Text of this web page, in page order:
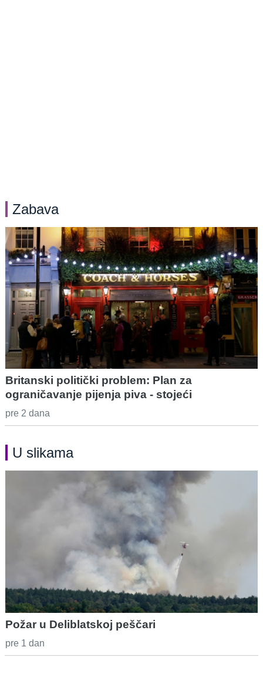
Zabava
Britanski politički problem: Plan za
ograničavanje pijenja piva - stojeći
pre 2 dana
U slikama
Požar u Deliblatskoj peščari
pre 1 dan